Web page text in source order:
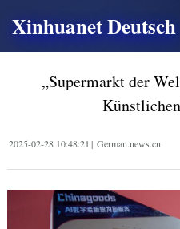
Xinhuanet Deutsch
„Supermarkt der
2025-02-28 10:48:21 | German.news.cn